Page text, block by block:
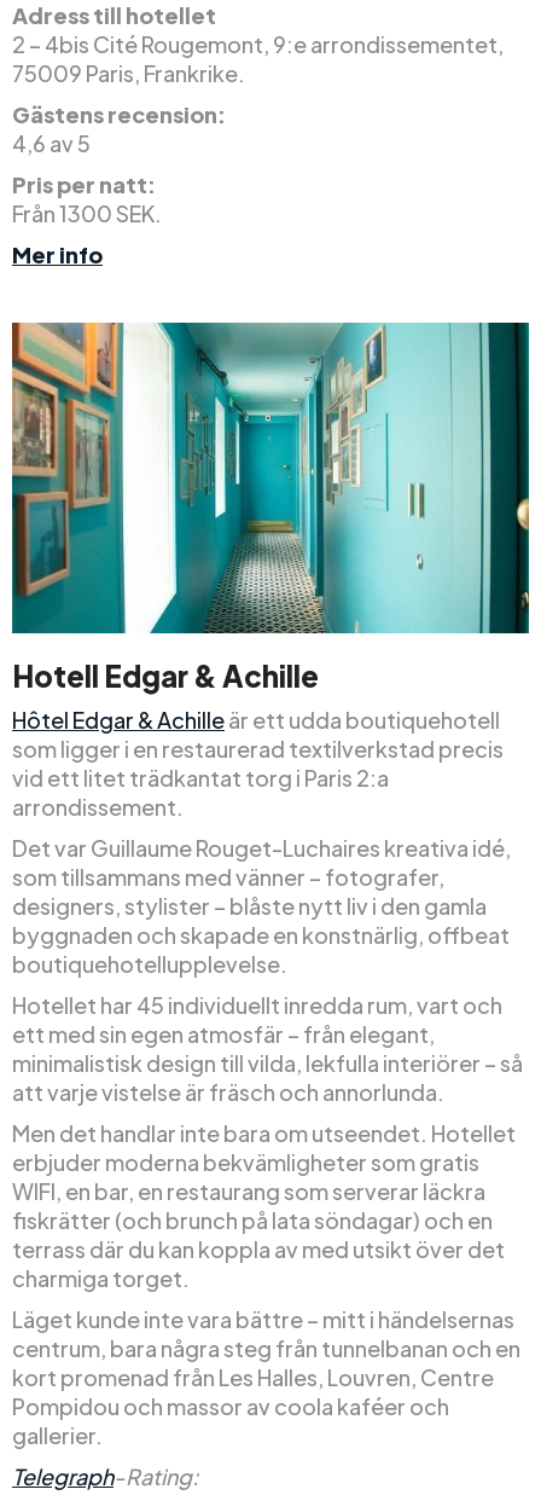
Adress till hotellet
2 – 4bis Cité Rougemont, 9:e arrondissementet,
75009 Paris, Frankrike.
Gästens recension:
4,6 av 5
Pris per natt:
Från 1300 SEK.
Mer info
Hotell Edgar & Achille
Hôtel Edgar & Achilleär ett udda boutiquehotell
som ligger i en restaurerad textilverkstad precis
vid ett litet trädkantat torg i Paris 2:a
arrondissement.
Det var Guillaume Rouget-Luchaires kreativa idé,
som tillsammans med vänner – fotografer,
designers, stylister – blåste nytt liv i den gamla
byggnaden och skapade en konstnärlig, offbeat
boutiquehotellupplevelse.
Hotellet har 45 individuellt inredda rum, vart och
ett med sin egen atmosfär – från elegant,
minimalistisk design till vilda, lekfulla interiörer – så
att varje vistelse är fräsch och annorlunda.
Men det handlar inte bara om utseendet. Hotellet
erbjuder moderna bekvämligheter som gratis
WIFI, en bar, en restaurang som serverar läckra
fiskrätter (och brunch på lata söndagar) och en
terrass där du kan koppla av med utsikt över det
charmiga torget.
Läget kunde inte vara bättre – mitt i händelsernas
centrum, bara några steg från tunnelbanan och en
kort promenad från Les Halles, Louvren, Centre
Pompidou och massor av coola kaféer och
gallerier.
Telegraph-Rating: